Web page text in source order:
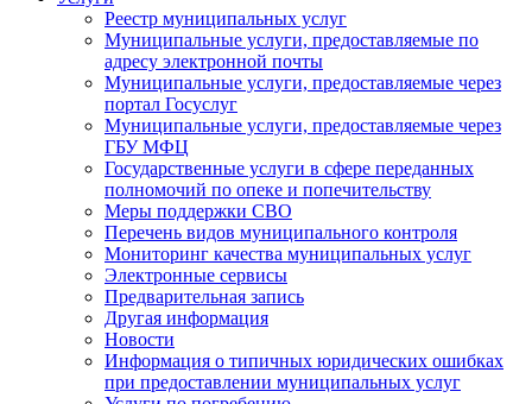
Реестр муниципальных услуг
Муниципальные услуги, предоставляемые по
адресу электронной почты
Муниципальные услуги, предоставляемые через
портал Госуслуг
Муниципальные услуги, предоставляемые через
ГБУ МФЦ
Государственные услуги в сфере переданных
полномочий по опеке и попечительству
Меры поддержки СВО
Перечень видов муниципального контроля
Мониторинг качества муниципальных услуг
Электронные сервисы
Предварительная запись
Другая информация
Новости
Информация о типичных юридических ошибках
при предоставлении муниципальных услуг